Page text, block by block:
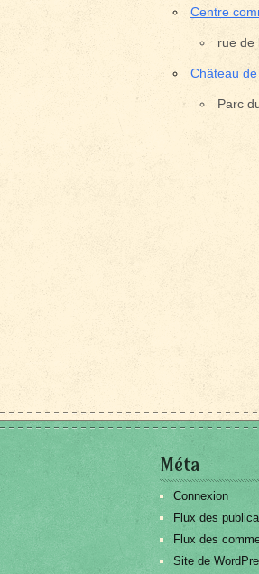
Centre
rue de
Château
Parc
Méta
Connexion
Flux des
Flux des
Site de